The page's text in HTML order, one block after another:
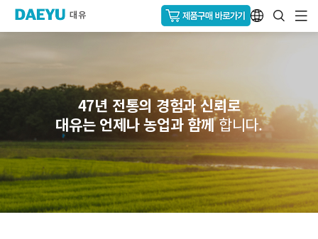
47년 전통의 경험과 신뢰로
대유는 언제나 농업과 함께합니다.